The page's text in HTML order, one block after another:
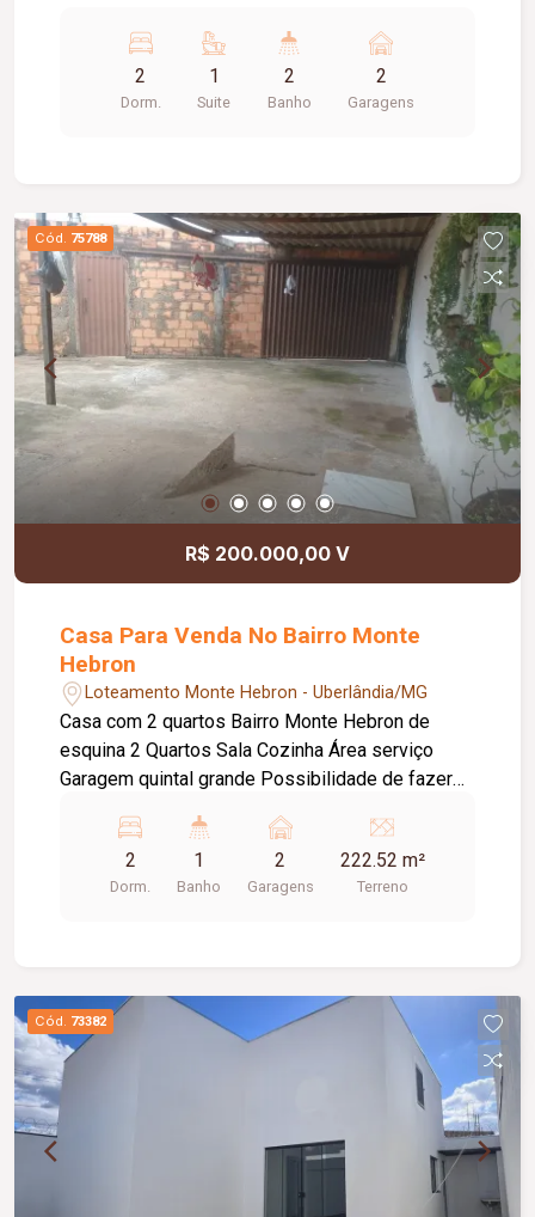
2
Dorm.
1
Suite
2
Banho
2
Garagens
Cód. 75788
R$ 200.000,00 V
Casa Para Venda No Bairro Monte
Hebron
Loteamento Monte Hebron - Uberlândia/MG
Casa com 2 quartos Bairro Monte Hebron de
esquina 2 Quartos Sala Cozinha Área serviço
Garagem quintal grande Possibilidade de fazer
2
Dorm.
1
Banho
2
Garagens
222.52 m²
Terreno
Cód. 73382